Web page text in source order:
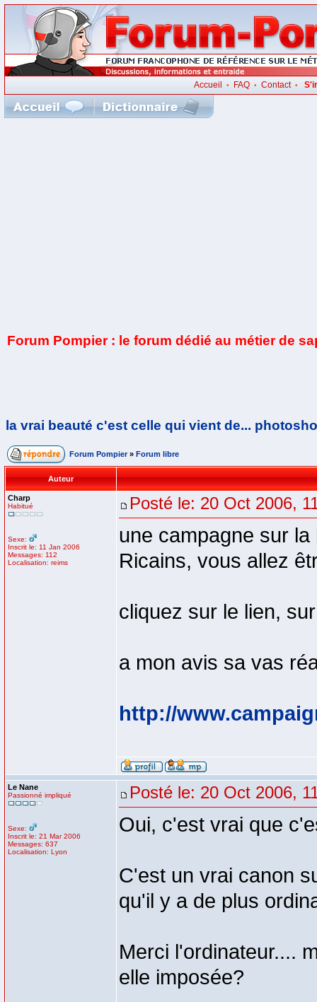
Accueil • FAQ• Contact•
Forum Pompier : le forum dédié au métier de
la vrai beauté c'est celle qui vient de...
Forum Pompier » Forum libre
Auteur
Charp
Habitué
Sexe:
Inscrit le: 11 Jan 2006
Messages: 112
Localisation: reims
Posté le: 20 Oct 2006,
une campagne sur
Ricains, vous allez
cliquez sur le lien,
a mon avis sa vas
http://
Le Nane
Passionné impliqué
Sexe:
Inscrit le: 21 Mar 2006
Messages: 637
Localisation: Lyon
Posté le: 20 Oct 2006,
Oui, c'est vrai que
C'est un vrai canon
qu'il y a de plus
Merci l'ordinateur....
elle imposée?